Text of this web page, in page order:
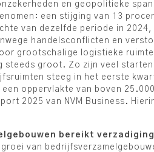
en geopolitieke
een stijging van 13
van dezelfde periode in
handelsconflicten en
grootschalige logistieke
steeds groot. Zo zijn veel
steeg in het eerste
een oppervlakte van boven
2025 van NVM Business.
bereikt
van